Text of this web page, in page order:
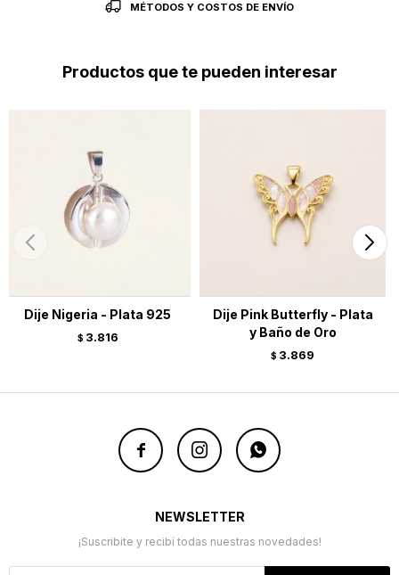
MÉTODOS Y COSTOS DE ENVÍO
Productos que te pueden interesar
Dije Nigeria - Plata 925
$ 3.816
Dije Pink Butterfly - Plata
y Baño de Oro
$ 3.869
  
NEWSLETTER
¡Suscribite y recibí todas nuestras novedades!